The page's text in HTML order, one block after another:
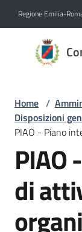
Regione Emilia-
Comune
di
AL
CIVILE
Menu
Novità
Home /
Disposizioni
PIAO - Piano
PIAO
di